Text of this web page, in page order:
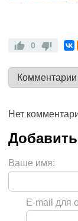
0
Нет
Ваше имя:
E-mail для